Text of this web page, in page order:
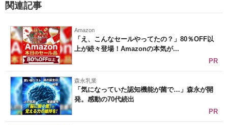
関連記事
Amazon
「え、こんなセールやってたの？」80％OFF以
上が続々登場！Amazonの本気が...
PR
森永乳業
「気になっていた認知機能が菌で…」森永が開
発。感動の70代続出
PR